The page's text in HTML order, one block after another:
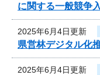
に関する一般競争
2025年6月4日更新
県営林デジタル化
2025年6月4日更新